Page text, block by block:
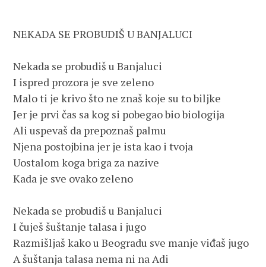
NEKADA SE PROBUDIŠ U BANJALUCI
Nekada se probudiš u Banjaluci
I ispred prozora je sve zeleno
Malo ti je krivo što ne znaš koje su to biljke
Jer je prvi čas sa kog si pobegao bio biologija
Ali uspevaš da prepoznaš palmu
Njena postojbina jer je ista kao i tvoja
Uostalom koga briga za nazive
Kada je sve ovako zeleno
Nekada se probudiš u Banjaluci
I čuješ šuštanje talasa i jugo
Razmišljaš kako u Beogradu sve manje viđaš jugo
A šuštanja talasa nema ni na Adi